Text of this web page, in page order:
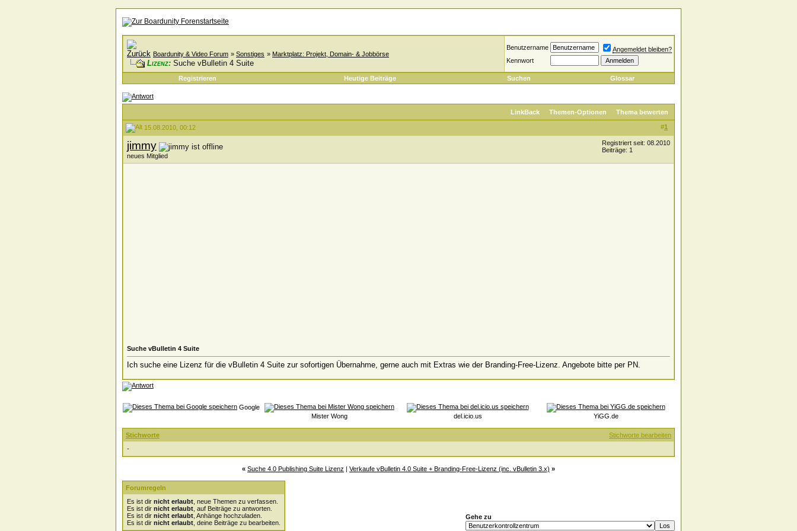
Boardunity & Video Forum » Sonstiges » Marktplatz: Projekt, Domain- & Jobbörse
Lizenz: Suche vBulletin 4 Suite
Benutzername
Angemeldet bleiben?
Kennwort
Registrieren Heutige Beiträge Suchen Glossar
LinkBack Themen-Optionen Thema bewerten
#1
15.08.2010, 00:12
jimmy
neues Mitglied
Registriert seit: 08.2010
Beiträge: 1
Suche vBulletin 4 Suite
Ich suche eine Lizenz für die vBulletin 4 Suite zur sofortigen Übernahme, gerne auch mit Extras wie der Branding-Free-Lizenz. Angebote bitte per PN.
Google
Mister Wong
del.icio.us YiGG.de
Stichworte bearbeiten
Stichworte
-
« Suche 4.0 Publishing Suite Lizenz | Verkaufe vBulletin 4.0 Suite + Branding-Free-Lizenz (inc. vBulletin 3.x) »
Forumregeln
Es ist dir nicht erlaubt , neue Themen zu verfassen.
Es ist dir nicht erlaubt , auf Beiträge zu antworten.
Es ist dir nicht erlaubt , Anhänge hochzuladen.
Es ist dir nicht erlaubt , deine Beiträge zu bearbeiten.
Gehe zu